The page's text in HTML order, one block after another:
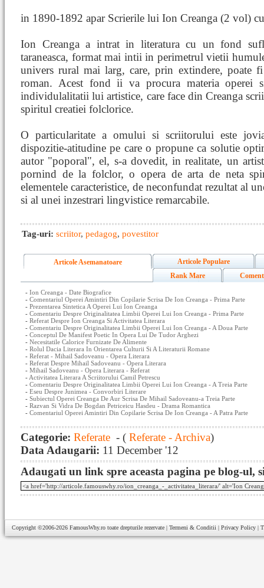
in 1890-1892 apar Scrierile lui Ion Creanga (2 vol)
Ion Creanga a intrat in literatura cu un fond
taraneasca, format mai intii in perimetrul vietii
univers rural mai larg, care, prin extindere, poate
roman. Acest fond ii va procura materia operei
individulalitatii lui artistice, care face din Creanga
spiritul creatiei folclorice.
O particularitate a omului si scriitorului este
dispozitie-atitudine pe care o propune ca solutie
autor "poporal", el, s-a dovedit, in realitate, un
pornind de la folclor, o opera de arta de neta
elementele caracteristice, de neconfundat rezultat al
si al unei inzestrari lingvistice remarcabile.
Tag-uri: scriitor, pedagog, povestitor
Articole Asemanatoare
Articole Populare
Rank Mare
- Ion Creanga - Date Biografice
- Comentariul Operei Amintiri Din Copilarie Scrisa De Ion Creanga - Prima Parte
- Prezentarea Sintetica A Operei Lui Ion Creanga
- Comentariu Despre Originalitatea Limbii Operei Lui Ion Creanga - Prima Parte
- Referat Despre Ion Creanga Si Activitatea Literara
- Comentariu Despre Originalitatea Limbii Operei Lui Ion Creanga - A Doua Parte
- Conceptul De Manifest Poetic In Opera Lui De Tudor Arghezi
- Necesitatile Calorice Furnizate De Alimente
- Rolul Dacia Literara In Orientarea Culturii Si A Literaturii Romane
- Referat - Mihail Sadoveanu - Opera Literara
- Referat Despre Mihail Sadoveanu - Opera Literara
- Mihail Sadoveanu - Opera Literara - Referat
- Activitatea Literara A Scriitorului Camil Petrescu
- Comentariu Despre Originalitatea Limbii Operei Lui Ion Creanga - A Treia Parte
- Eseu Despre Junimea - Convorbiri Literare
- Subiectul Operei Creanga De Aur Scrisa De Mihail Sadoveanu-a Treia Parte
- Razvan Si Vidra De Bogdan Petriceicu Hasdeu - Drama Romantica
- Comentariul Operei Amintiri Din Copilarie Scrisa De Ion Creanga - A Patra Parte
Categorie: Referate - ( Referate - Archiva)
Data Adaugarii: 11 December '12
Adaugati un link spre aceasta pagina pe blog-ul,
Copyright ©2006-2026 FamousWhy.ro toate drepturile rezervate | Termeni & Conditii | Privacy Policy |